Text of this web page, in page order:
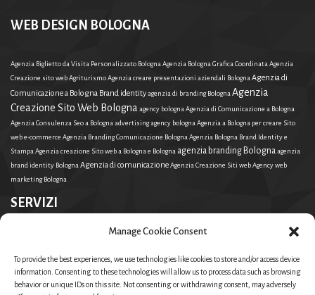
Manage Cookie Consent
To provide the best experiences, we use technologies like cookies to store and/or access device
information. Consenting to these technologies will allow us to process data such as browsing
behavior or unique IDs on this site. Not consenting or withdrawing consent, may adversely
WEB DESIGN BOLOGNA
Agenzia Biglietto da Visita Personalizzato BolognaAgenzia Bologna Grafica CoordinataAgenzia
Creazione sito web AgriturismoAgenzia creare presentazioni aziendali BolognaAgenzia di
Comunicazione a Bologna Brand identityagenzia di branding BolognaAgenzia
Creazione Sito Web Bologna agency bolognaAgenzia di Comunicazione a Bologna
Agenzia Consulenza Seo a Bolognaadvertising agency bolognaAgenzia a Bologna per creare Sito
web e-commerce Agenzia Branding Comunicazione BolognaAgenzia Bologna Brand Identity e
StampaAgenzia creazione Sito web a Bologna e Bologna agenzia branding Bolognaagenzia
brand identity BolognaAgenzia di comunicazioneAgenzia Creazione Siti webAgency web
marketing Bologna
SERVIZI
web
Agenzia Consulenza Seo a Bologna agenzia branding Bologna
advertising agency
bolognaAgenzia Biglietto da Visita Personalizzato Bolognaagenzia di branding Bologna Agenzia
Bologna Grafica CoordinataAgenzia di Comunicazione a Bologna Brand identityAgenzia